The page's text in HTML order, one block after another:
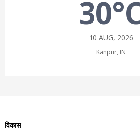
10 AUG, 2026
Kanpur, IN
विकास